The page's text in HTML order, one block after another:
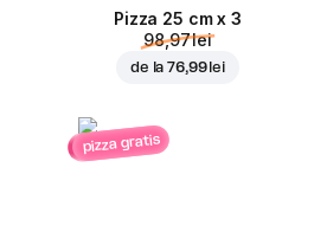
Pizza 25 cm x 3
98,97 lei
de la76,99 lei
pizza gratis